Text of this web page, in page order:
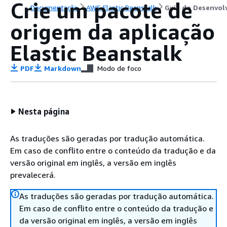
Documentação AWS Elastic Beanstalk Guia do
Crie um pacote de
origem da aplicação
Elastic Beanstalk
PDF Markdown Modo de foco
Nesta página
As traduções são geradas por tradução automática.
Em caso de conflito entre o conteúdo da tradução e da
versão original em inglês, a versão em inglês
prevalecerá.
As traduções são geradas por tradução automática.
Em caso de conflito entre o conteúdo da tradução e
da versão original em inglês, a versão em inglês